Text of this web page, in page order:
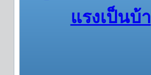
แรงเป็นบ้า